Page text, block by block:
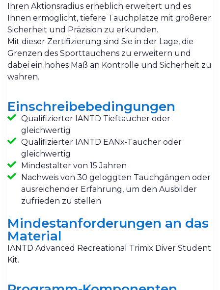
Ihren Aktionsradius erheblich erweitert und es
Ihnen ermöglicht, tiefere Tauchplätze mit größerer
Sicherheit und Präzision zu erkunden.
Mit dieser Zertifizierung sind Sie in der Lage, die
Grenzen des Sporttauchens zu erweitern und
dabei ein hohes Maß an Kontrolle und Sicherheit zu
wahren.
Einschreibebedingungen
Qualifizierter IANTD Tieftaucher oder
gleichwertig
Qualifizierter IANTD EANx-Taucher oder
gleichwertig
Mindestalter von 15 Jahren
Nachweis von 30 geloggten Tauchgängen oder
ausreichender Erfahrung, um den Ausbilder
zufrieden zu stellen
Mindestanforderungen an das
Material
IANTD Advanced Recreational Trimix Diver Student
Kit.